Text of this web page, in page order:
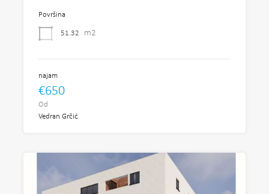
Površina
51.32 m2
najam
€650
Od
Vedran Grčić